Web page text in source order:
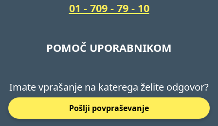
01 - 709 - 79 - 10
POMOČ UPORABNIKOM
Imate vprašanje na katerega želite odgovor?
Pošlji povpraševanje